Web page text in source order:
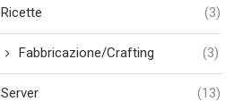
Ricette (3)
Fabbricazione/Crafting (3)
Server (13)